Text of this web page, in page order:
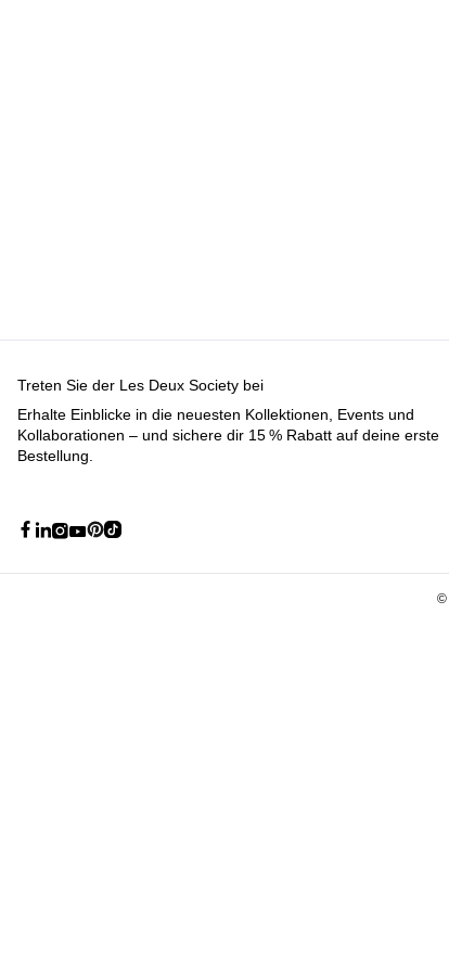
Treten Sie der Les Deux Society bei
Erhalte Einblicke in die neuesten Kollektionen, Events und
Kollaborationen – und sichere dir 15 % Rabatt auf deine erste
Bestellung.
©